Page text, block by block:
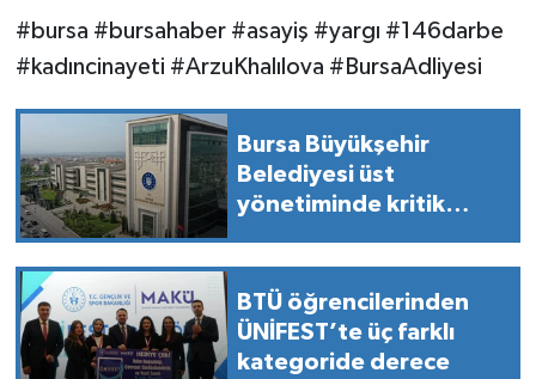
#bursa #bursahaber #asayiş #yargı #146darbe
#kadıncinayeti #ArzuKhalılova #BursaAdliyesi
Bursa Büyükşehir
Belediyesi üst
yönetiminde kritik
BTÜ öğrencilerinden
ÜNİFEST’te üç farklı
kategoride derece